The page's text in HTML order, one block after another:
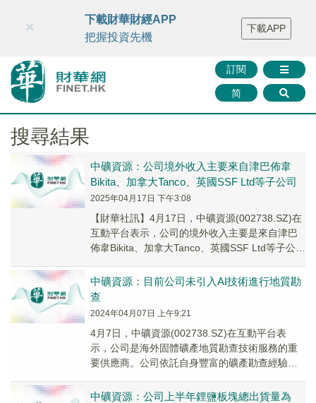
財華智庫網 FINTV FINMETA 財華證券 媒體矩陣
智庫沙龍
聯絡我們
訂閱
简
×
下載財華財經APP
把握投資先機
下載APP
搜尋結果
中礦資源：公司境外收入主要來自津巴佈韋
Bikita、加拿大Tanco、英國SSF Ltd等子公司
2025年04月17日 下午3:08
【財華社訊】4月17日，中礦資源(002738.SZ)在
互動平台表示，公司的境外收入主要是來自津巴
佈韋Bikita、加拿大Tanco、英國SSF Ltd等子公
中礦資源：目前公司未引入AI技術進行地質勘
查
2024年04月07日 上午9:21
4月7日，中礦資源(002738.SZ)在互動平台表
示，公司是海外固體礦產地質勘查技術服務的重
要供應商。公司依託自身豐富的礦產勘查經驗和
去」...
中礦資源：公司上半年鋰鹽板塊總出貨量為